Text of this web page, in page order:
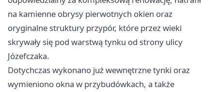
na kamienne obrysy pierwotnych okien oraz
oryginalne struktury przypór, które przez wieki
skrywały się pod warstwą tynku od strony ulicy
Józefczaka.
Dotychczas wykonano już wewnętrzne tynki oraz
wymieniono okna w przybudówkach, a także